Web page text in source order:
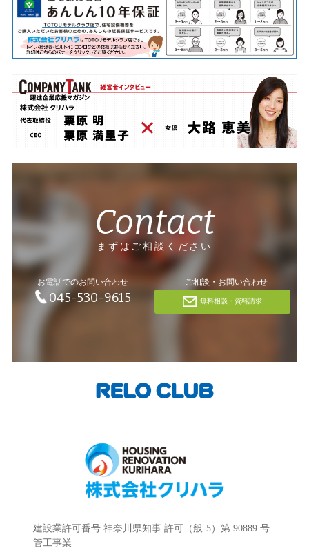
Contact
まずはご相談ください
お電話でのお問い合わせ
045-530-9615
ご相談・お問い合わせ
無料相談・資料請求
建設業許可番号:神奈川県知事 許可（般-5）第 90889 号
管工事業